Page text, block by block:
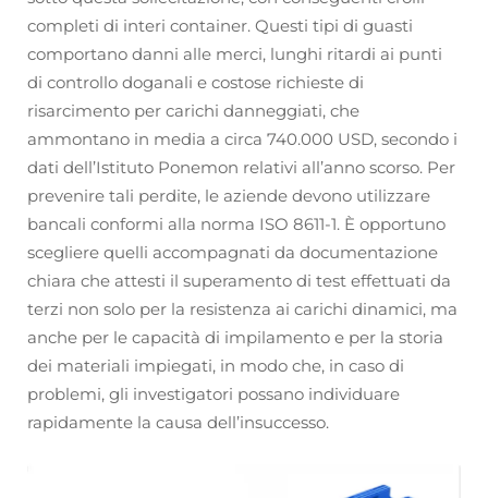
completi di interi container. Questi tipi di guasti
comportano danni alle merci, lunghi ritardi ai punti
di controllo doganali e costose richieste di
risarcimento per carichi danneggiati, che
ammontano in media a circa 740.000 USD, secondo i
dati dell’Istituto Ponemon relativi all’anno scorso. Per
prevenire tali perdite, le aziende devono utilizzare
bancali conformi alla norma ISO 8611-1. È opportuno
scegliere quelli accompagnati da documentazione
chiara che attesti il superamento di test effettuati da
terzi non solo per la resistenza ai carichi dinamici, ma
anche per le capacità di impilamento e per la storia
dei materiali impiegati, in modo che, in caso di
problemi, gli investigatori possano individuare
rapidamente la causa dell’insuccesso.